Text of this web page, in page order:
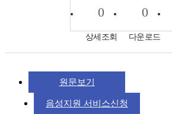
0
상세조회
0
다운로드
원문보기
음성지원 서비스신청